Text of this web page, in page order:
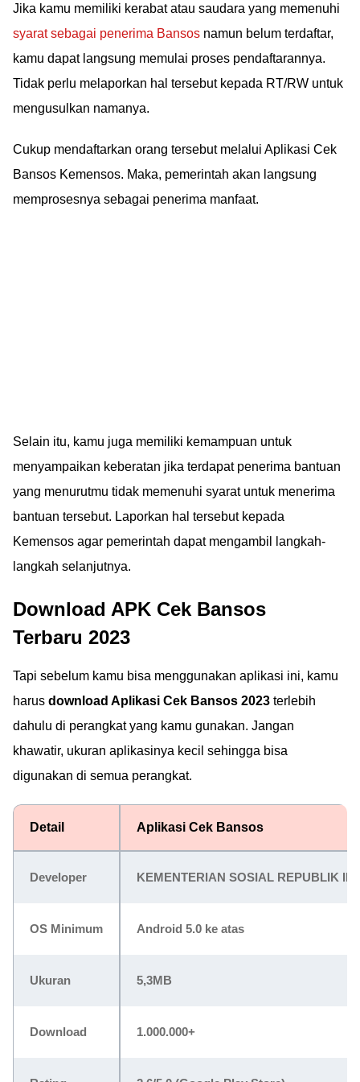
Jika kamu memiliki kerabat atau saudara yang memenuhi
syarat sebagai penerima Bansos namun belum terdaftar,
kamu dapat langsung memulai proses pendaftarannya.
Tidak perlu melaporkan hal tersebut kepada RT/RW untuk
mengusulkan namanya.
Cukup mendaftarkan orang tersebut melalui Aplikasi Cek
Bansos Kemensos. Maka, pemerintah akan langsung
memprosesnya sebagai penerima manfaat.
Selain itu, kamu juga memiliki kemampuan untuk
menyampaikan keberatan jika terdapat penerima bantuan
yang menurutmu tidak memenuhi syarat untuk menerima
bantuan tersebut. Laporkan hal tersebut kepada
Kemensos agar pemerintah dapat mengambil langkah-
langkah selanjutnya.
Download APK Cek Bansos
Terbaru 2023
Tapi sebelum kamu bisa menggunakan aplikasi ini, kamu
harus download Aplikasi Cek Bansos 2023 terlebih
dahulu di perangkat yang kamu gunakan. Jangan
khawatir, ukuran aplikasinya kecil sehingga bisa
digunakan di semua perangkat.
Detail Aplikasi Cek Bansos
Developer KEMENTERIAN SOSIAL REPUBLIK
OS Minimum Android 5.0 ke atas
Ukuran 5,3MB
Download 1.000.000+